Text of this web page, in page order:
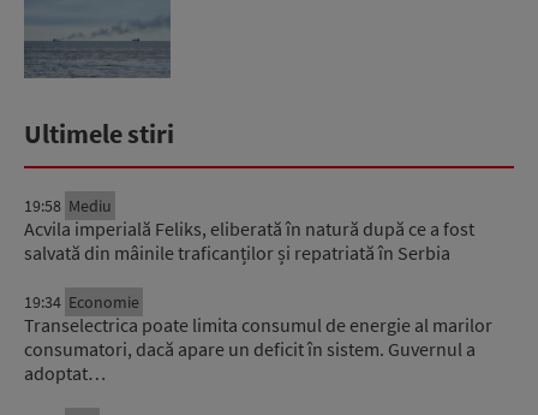
Ultimele stiri
19:58 Mediu
Acvila imperială Feliks, eliberată în natură după ce a fost
salvată din mâinile traficanților și repatriată în Serbia
19:34 Economie
Transelectrica poate limita consumul de energie al marilor
consumatori, dacă apare un deficit în sistem. Guvernul a
adoptat…